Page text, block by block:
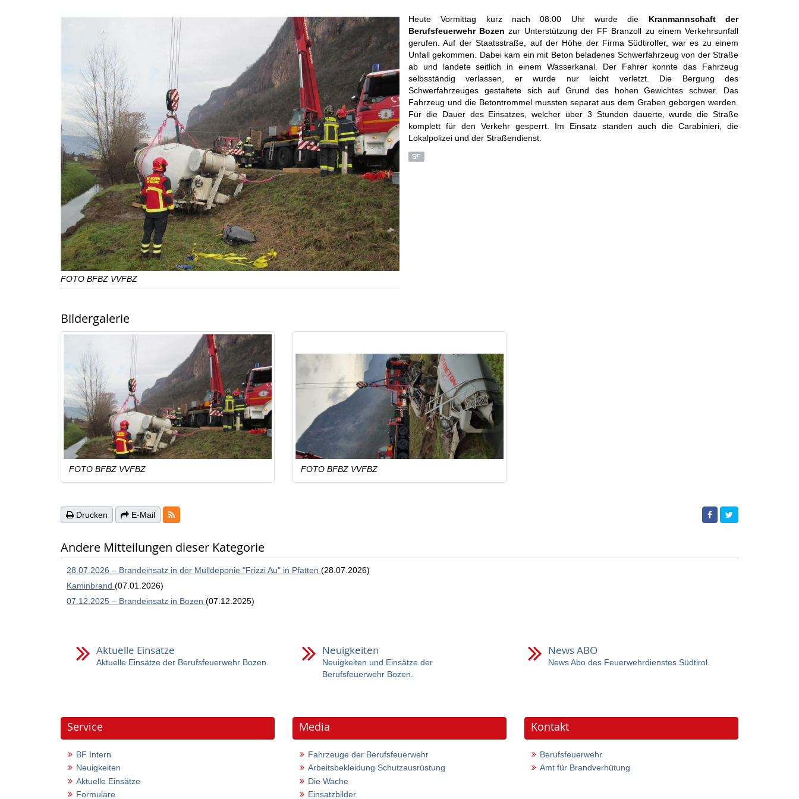
FOTO BFBZ VVFBZ
Heute Vormittag kurz nach 08:00 Uhr wurde die Kranmannschaft der
Berufsfeuerwehr Bozen zur Unterstützung der FF Branzoll zu einem Verkehrsunfall
gerufen. Auf der Staatsstraße, auf der Höhe der Firma Südtirolfer, war es zu einem
Unfall gekommen. Dabei kam ein mit Beton beladenes Schwerfahrzeug von der Straße
ab und landete seitlich in einem Wasserkanal. Der Fahrer konnte das Fahrzeug
selbsständig verlassen, er wurde nur leicht verletzt. Die Bergung des
Schwerfahrzeuges gestaltete sich auf Grund des hohen Gewichtes schwer. Das
Fahrzeug und die Betontrommel mussten separat aus dem Graben geborgen werden.
Für die Dauer des Einsatzes, welcher über 3 Stunden dauerte, wurde die Straße
komplett für den Verkehr gesperrt. Im Einsatz standen auch die Carabinieri, die
Lokalpolizei und der Straßendienst.
SF
Bildergalerie
FOTO BFBZ VVFBZ FOTO BFBZ VVFBZ
Drucken E-Mail RSS-Feeds
Andere Mitteilungen dieser Kategorie
28.07.2026 – Brandeinsatz in der Mülldeponie "Frizzi Au" in Pfatten (28.07.2026)
Kaminbrand (07.01.2026)
07.12.2025 – Brandeinsatz in Bozen (07.12.2025)
Aktuelle Einsätze
Aktuelle Einsätze der Berufsfeuerwehr Bozen.
Neuigkeiten
Neuigkeiten und Einsätze der
Berufsfeuerwehr Bozen.
News ABO
News Abo des Feuerwehrdienstes Südtirol.
Service
BF Intern
Neuigkeiten
Aktuelle Einsätze
Formulare
Media
Fahrzeuge der Berufsfeuerwehr
Arbeitsbekleidung Schutzausrüstung
Die Wache
Einsatzbilder
Kontakt
Berufsfeuerwehr
Amt für Brandverhütung